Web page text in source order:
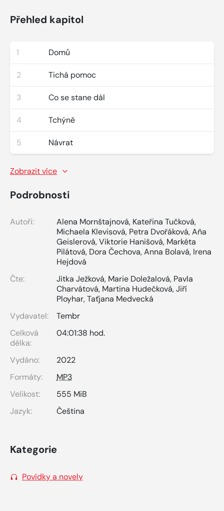
Přehled kapitol
1 Domů
2 Tichá pomoc
3 Co se stane dál
4 Tchýně
5 Návrat
Zobrazit více
Podrobnosti
Autoři: Alena Mornštajnová, Kateřina Tučková,
Michaela Klevisová, Petra Dvořáková,Aňa
Geislerová,Viktorie Hanišová, Markéta
Pilátová, Dora Čechova,Anna Bolavá, Irena
Hejdová
Čte:
Jitka Ježková, Marie Doležalová, Pavla
Charvátová, Martina Hudečková,Jiří
Ployhar,Taťjana Medvecká
Vydavatel:
Tembr
Celková
délka:
04:01:38 hod.
Vydáno:
2022
Formáty:
MP3
Velikost:
555 MiB
Jazyk:
Čeština
Kategorie
Povídky a novely